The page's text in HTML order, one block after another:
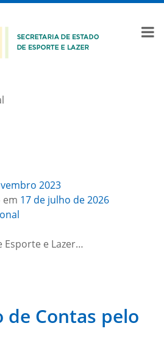
2023
em 17 de julho de 2026
Esporte e Lazer…
de Contas pelo